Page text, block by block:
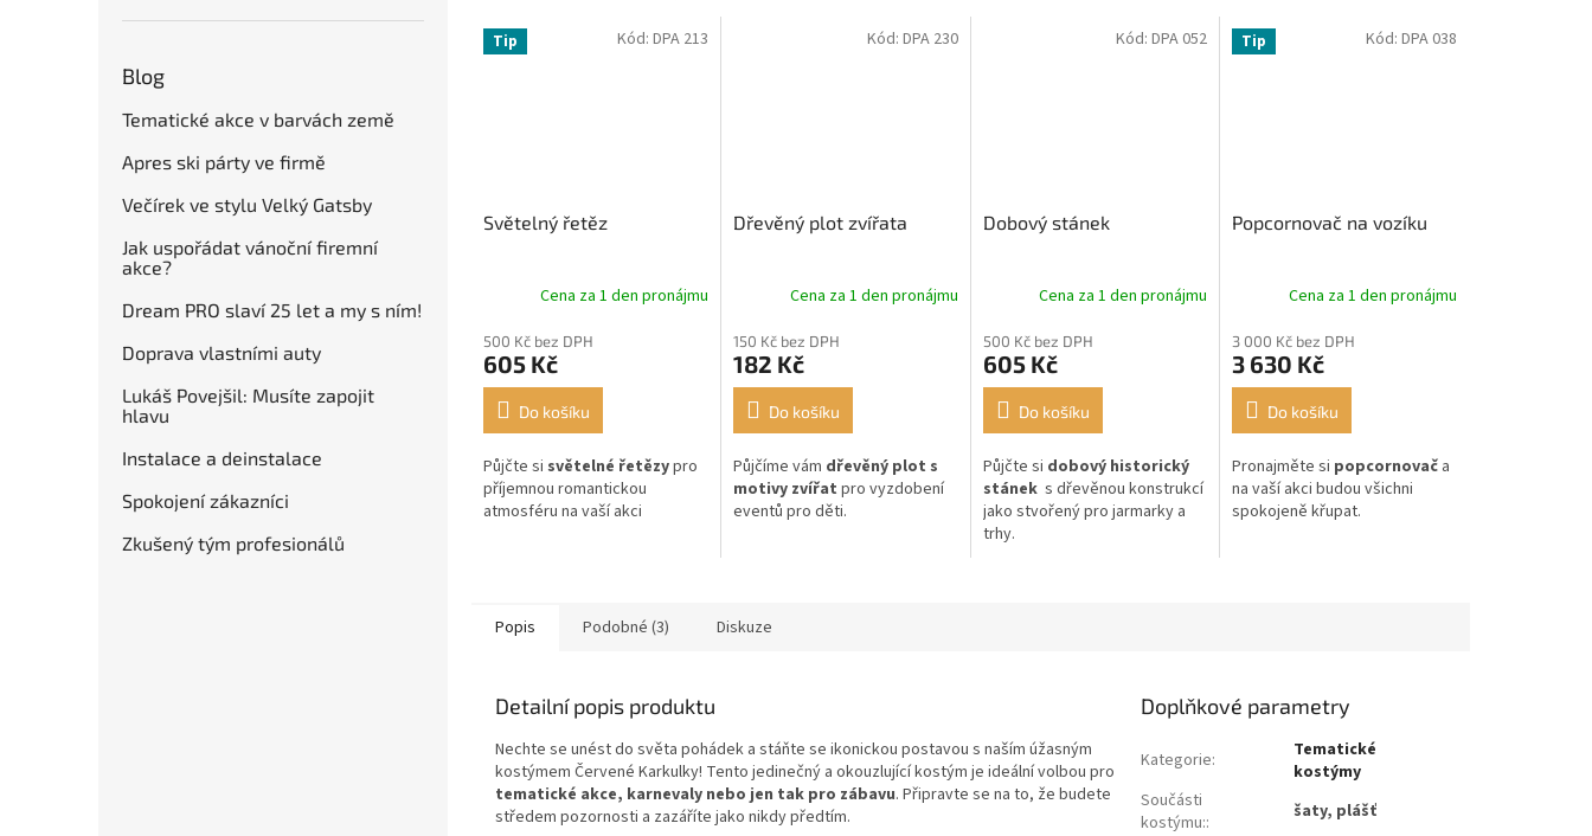
Blog
Tematické akce v barvách země
Apres ski párty ve firmě
Večírek ve stylu Velký Gatsby
Jak uspořádat vánoční firemní
akce?
Dream PRO slaví 25 let a my s ním!
Doprava vlastními auty
Lukáš Povejšil: Musíte zapojit
hlavu
Instalace a deinstalace
Spokojení zákazníci
Zkušený tým profesionálů
Tip
Světelný řetěz
Cena za 1 den pronájmu
500 Kč bez DPH
605 Kč
Do košíku
Půjčte si světelné řetězypro
příjemnou romantickou
atmosféru na vaší akci
Kód: DPA 213
Dřevěný plot zvířata
Cena za 1 den pronájmu
150 Kč bez DPH
182 Kč
Do košíku
Půjčíme vám dřevěný plot s
motivy zvířat pro vyzdobení
eventů pro děti.
Kód: DPA 230
Dobový stánek
Cena za 1 den pronájmu
500 Kč bez DPH
605 Kč
Do košíku
Půjčte si dobový historický
stáneks dřevěnou konstrukcí
jako stvořený pro jarmarky a
trhy.
Kód:DPA 052 Tip
Popcornovač na vozíku
Cena za 1 den pronájmu
3 000 Kč bez DPH
3 630 Kč
Do košíku
Pronajměte si popcornovač a
na vaší akci budou všichni
spokojeně křupat.
Kód: DPA 038
Popis Podobné (3) Diskuze
Detailní popis produktu
Nechte se unést do světa pohádek a stáňte se ikonickou postavou s naším úžasným
kostýmem Červené Karkulky! Tento jedinečný a okouzlující kostým je ideální volbou pro
tematické akce, karnevaly nebo jen tak pro zábavu. Připravte se na to, že budete
středem pozornosti a zazáříte jako nikdy předtím.
Doplňkové parametry
Kategorie:
Tematické
kostýmy
Součásti
kostýmu::
šaty, plášť